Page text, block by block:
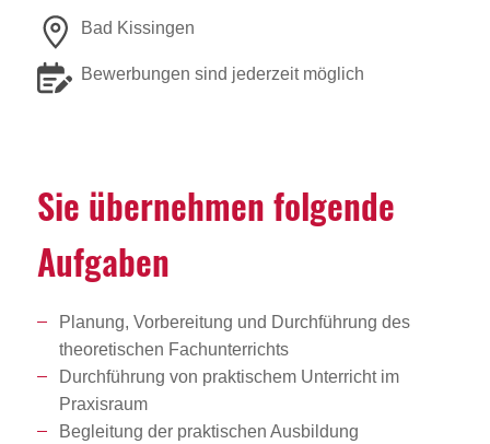
Bad Kissingen
Bewerbungen sind jederzeit möglich
Sie über­nehmen folgende
Aufgaben
Planung, Vorbereitung und Durchführung des
theoretischen Fachunterrichts
Durchführung von praktischem Unterricht im
Praxisraum
Begleitung der praktischen Ausbildung